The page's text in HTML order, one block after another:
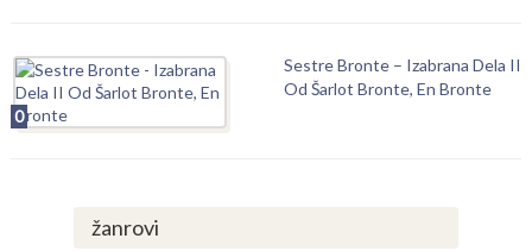
0
Sestre Bronte – Izabrana Dela II
Od Šarlot Bronte, En Bronte
žanrovi